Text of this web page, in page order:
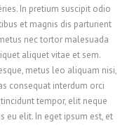
In pretium suscipit odio
et magnis dis parturient
nec tortor malesuada
aliquet vitae et sem.
metus leo aliquam nisi,
consequat interdum orci
tempor, elit neque
eu elit. In eget ipsum est, et